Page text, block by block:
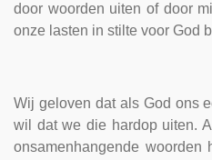
door woorden uiten of door
onze lasten in stilte voor God
Wij geloven dat als God ons
wil dat we die hardop uiten.
onsamenhangende woorden